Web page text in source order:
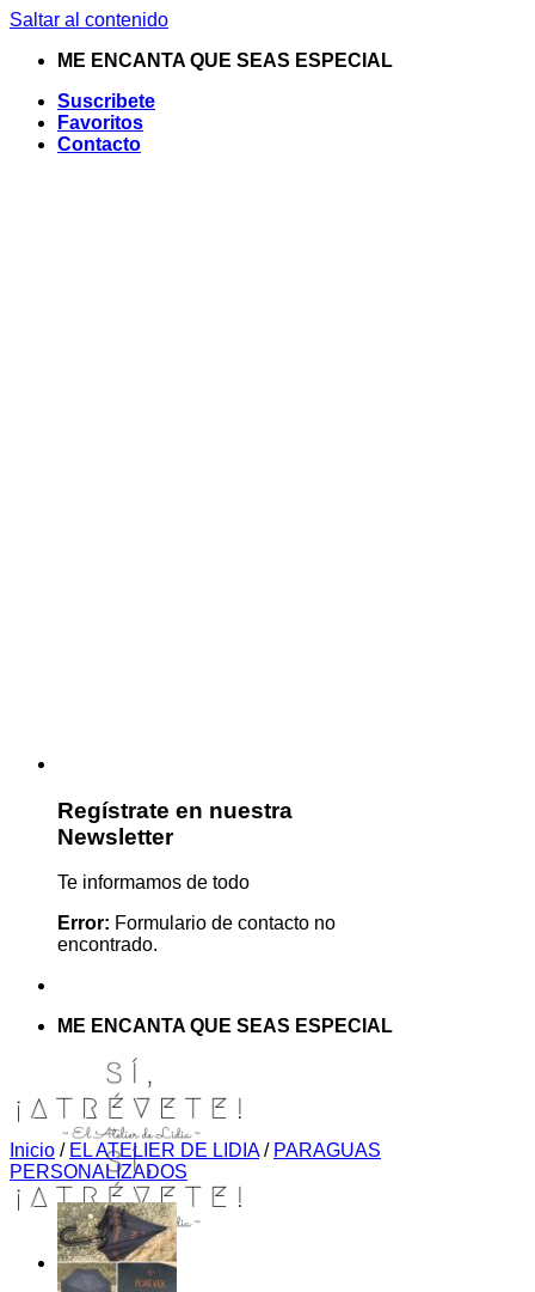
Saltar al contenido
ME ENCANTA QUE SEAS ESPECIAL
Suscribete
Favoritos
Contacto
Regístrate en nuestra
Newsletter
Te informamos de todo
Error: Formulario de contacto no
encontrado.
ME ENCANTA QUE SEAS ESPECIAL
Inicio / EL ATELIER DE LIDIA / PARAGUAS
PERSONALIZADOS